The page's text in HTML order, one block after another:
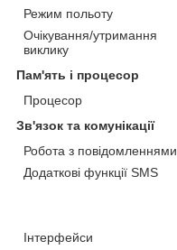
Режим польоту
Очікування/утримання
виклику
Пам'ять і процесор
Процесор
Зв'язок та комунікації
Робота з повідомленнями
Додаткові функції SMS
Інтерфейси